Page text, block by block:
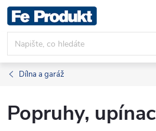
Přejít
na
obsah
Dílna a garáž
Popruhy,